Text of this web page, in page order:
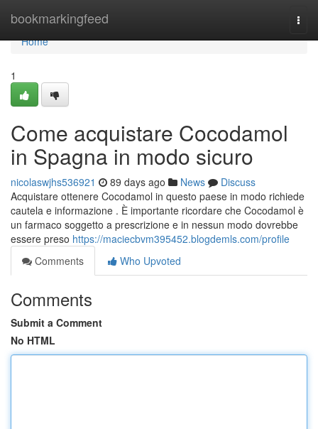
bookmarkingfeed
Home
Home
1
Come acquistare Cocodamol
in Spagna in modo sicuro
nicolaswjhs536921 89 days ago News
Discuss
Acquistare ottenere Cocodamol in questo paese in modo richiede
cautela e informazione . È importante ricordare che Cocodamol è
un farmaco soggetto a prescrizione e in nessun modo dovrebbe
essere preso https://maciecbvm395452.blogdemls.com/profile
Comments
Who Upvoted
Comments
Submit a Comment
No HTML